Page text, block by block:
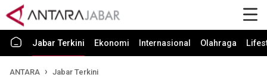
Jabar Terkini Ekonomi Internasional Olahraga
ANTARA Jabar Terkini